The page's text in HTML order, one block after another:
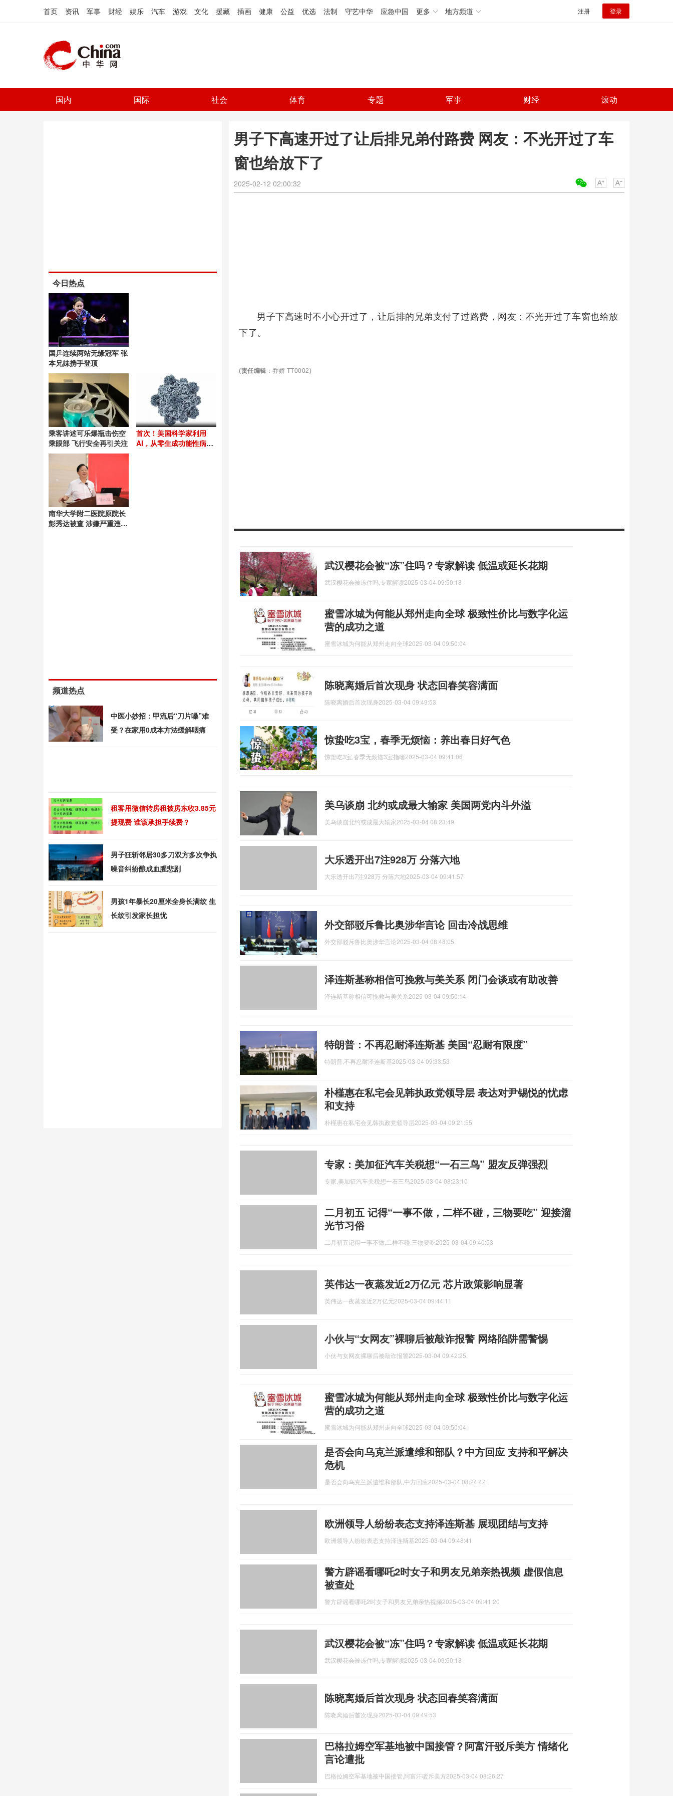
首页 资讯 军事 财经 娱乐 汽车 游戏 文化 援藏 插画 健康 公益 优选 法制 守艺中华 应急中国 更多 地方频道 注册 登录
国内 国际 社会 体育 专题 军事 财经 滚动
男子下高速开过了让后排兄弟付路费 网友：不光开过了车
窗也给放下了
2025-02-12 02:00:32
男子下高速时不小心开过了，让后排的兄弟支付了过路费，网友：不光开过了车窗也给放
下了。
(责任编辑 ：乔娇 TT0002)
武汉樱花会被“冻”住吗？专家解读 低温或延长花期
武汉樱花会被冻住吗,专家解读2025-03-04 09:50:18
蜜雪冰城为何能从郑州走向全球 极致性价比与数字化运
营的成功之道
蜜雪冰城为何能从郑州走向全球2025-03-04 09:50:04
陈晓离婚后首次现身 状态回春笑容满面
陈晓离婚后首次现身2025-03-04 09:49:53
惊蛰吃3宝，春季无烦恼：养出春日好气色
惊蛰吃3宝,春季无烦恼3宝指啥2025-03-04 09:41:06
美乌谈崩 北约或成最大输家 美国两党内斗外溢
美乌谈崩北约或成最大输家2025-03-04 08:23:49
大乐透开出7注928万 分落六地
大乐透开出7注928万 分落六地2025-03-04 09:41:57
外交部驳斥鲁比奥涉华言论 回击冷战思维
外交部驳斥鲁比奥涉华言论2025-03-04 08:48:05
泽连斯基称相信可挽救与美关系 闭门会谈或有助改善
泽连斯基称相信可挽救与美关系2025-03-04 09:50:14
特朗普：不再忍耐泽连斯基 美国“忍耐有限度”
特朗普,不再忍耐泽连斯基2025-03-04 09:33:53
朴槿惠在私宅会见韩执政党领导层 表达对尹锡悦的忧虑
和支持
朴槿惠在私宅会见韩执政党领导层2025-03-04 09:21:55
专家：美加征汽车关税想“一石三鸟” 盟友反弹强烈
专家,美加征汽车关税想一石三鸟2025-03-04 08:23:10
二月初五 记得“一事不做，二样不碰，三物要吃” 迎接溜
光节习俗
二月初五记得一事不做,二样不碰,三物要吃2025-03-04 09:40:53
英伟达一夜蒸发近2万亿元 芯片政策影响显著
英伟达一夜蒸发近2万亿元2025-03-04 09:44:11
小伙与“女网友”裸聊后被敲诈报警 网络陷阱需警惕
小伙与女网友裸聊后被敲诈报警2025-03-04 09:42:25
蜜雪冰城为何能从郑州走向全球 极致性价比与数字化运
营的成功之道
蜜雪冰城为何能从郑州走向全球2025-03-04 09:50:04
是否会向乌克兰派遣维和部队？中方回应 支持和平解决
危机
是否会向乌克兰派遣维和部队,中方回应2025-03-04 08:24:42
欧洲领导人纷纷表态支持泽连斯基 展现团结与支持
欧洲领导人纷纷表态支持泽连斯基2025-03-04 09:48:41
警方辟谣看哪吒2时女子和男友兄弟亲热视频 虚假信息
被查处
警方辟谣看哪吒2时女子和男友兄弟亲热视频2025-03-04 09:41:20
武汉樱花会被“冻”住吗？专家解读 低温或延长花期
武汉樱花会被冻住吗,专家解读2025-03-04 09:50:18
陈晓离婚后首次现身 状态回春笑容满面
陈晓离婚后首次现身2025-03-04 09:49:53
巴格拉姆空军基地被中国接管？阿富汗驳斥美方 情绪化
言论遭批
巴格拉姆空军基地被中国接管,阿富汗驳斥美方2025-03-04 08:26:27
今日热点
国乒连续两站无缘冠军 张
本兄妹携手登顶
乘客讲述可乐爆瓶击伤空
乘眼部 飞行安全再引关注
首次！美国科学家利用
AI，从零生成功能性病
南华大学附二医院原院长
彭秀达被查 涉嫌严重违纪
频道热点
中医小妙招：甲流后“刀片嗓”难
受？在家用0成本方法缓解咽痛
租客用微信转房租被房东收3.85元
提现费 谁该承担手续费？
男子狂斩邻居30多刀双方多次争执
噪音纠纷酿成血腥悲剧
男孩1年暴长20厘米全身长满纹 生
长纹引发家长担忧